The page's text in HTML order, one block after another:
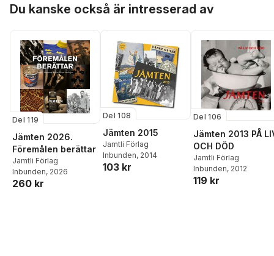
Du kanske också är intresserad av
Del 119
Jämten 2026.
Föremålen berättar
Jamtli Förlag
Inbunden, 2026
260 kr
Del 108
Jämten 2015
Jamtli Förlag
Inbunden, 2014
103 kr
Del 106
Jämten 2013 PÅ
OCH DÖD
Jamtli Förlag
Inbunden, 2012
119 kr